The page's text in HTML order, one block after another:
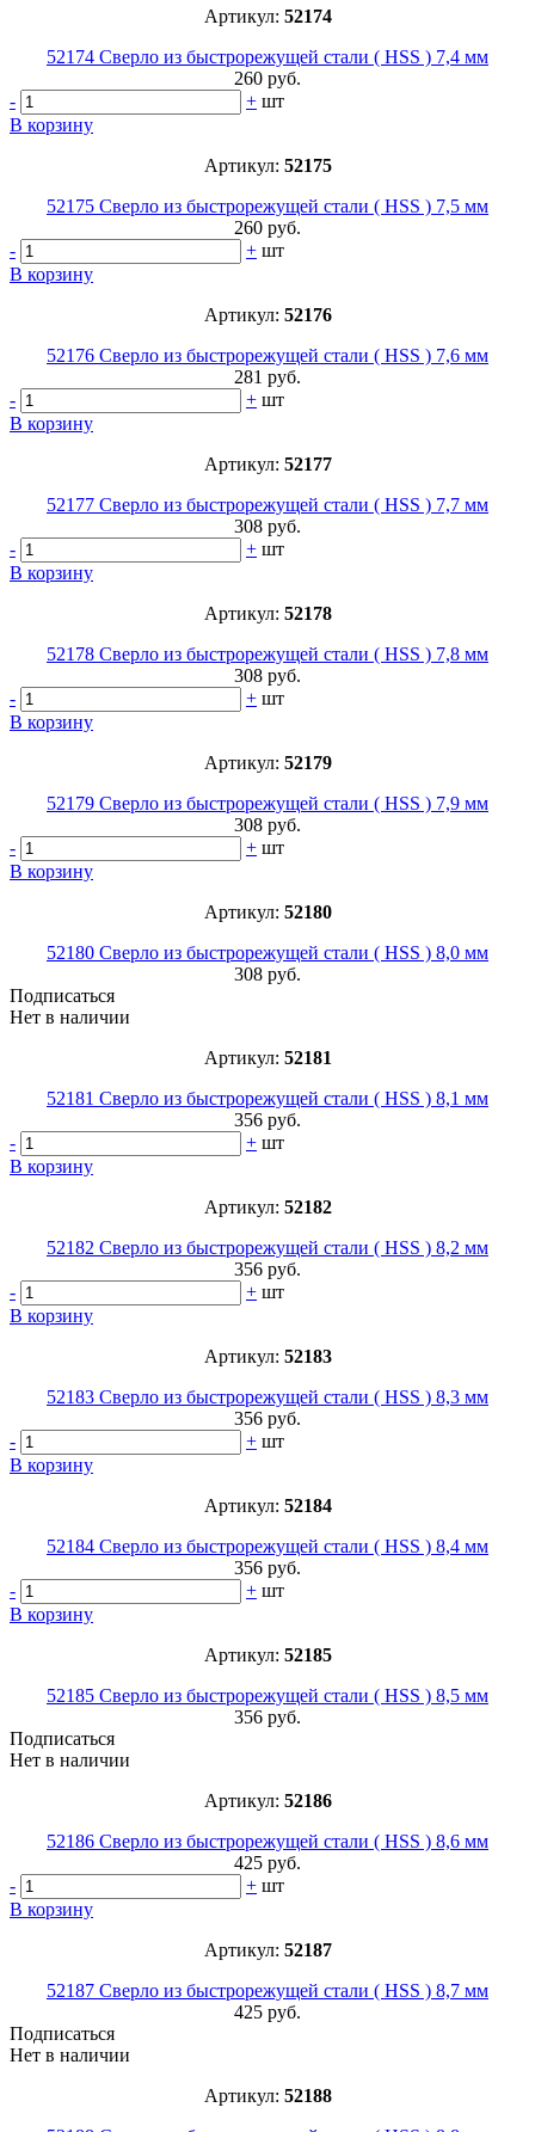
Артикул: 52174
52174 Сверло из быстрорежущей стали ( HSS ) 7,4 мм
260 руб.
-
+ шт
В корзину
Артикул: 52175
52175 Сверло из быстрорежущей стали ( HSS ) 7,5 мм
260 руб.
-
+ шт
В корзину
Артикул: 52176
52176 Сверло из быстрорежущей стали ( HSS ) 7,6 мм
281 руб.
-
+ шт
В корзину
Артикул: 52177
52177 Сверло из быстрорежущей стали ( HSS ) 7,7 мм
308 руб.
-
+ шт
В корзину
Артикул: 52178
52178 Сверло из быстрорежущей стали ( HSS ) 7,8 мм
308 руб.
-
+ шт
В корзину
Артикул: 52179
52179 Сверло из быстрорежущей стали ( HSS ) 7,9 мм
308 руб.
-
+ шт
В корзину
Артикул: 52180
52180 Сверло из быстрорежущей стали ( HSS ) 8,0 мм
308 руб.
Подписаться
Нет в наличии
Артикул: 52181
52181 Сверло из быстрорежущей стали ( HSS ) 8,1 мм
356 руб.
-
+ шт
В корзину
Артикул: 52182
52182 Сверло из быстрорежущей стали ( HSS ) 8,2 мм
356 руб.
-
+ шт
В корзину
Артикул: 52183
52183 Сверло из быстрорежущей стали ( HSS ) 8,3 мм
356 руб.
-
+ шт
В корзину
Артикул: 52184
52184 Сверло из быстрорежущей стали ( HSS ) 8,4 мм
356 руб.
-
+ шт
В корзину
Артикул: 52185
52185 Сверло из быстрорежущей стали ( HSS ) 8,5 мм
356 руб.
Подписаться
Нет в наличии
Артикул: 52186
52186 Сверло из быстрорежущей стали ( HSS ) 8,6 мм
425 руб.
-
+ шт
В корзину
Артикул: 52187
52187 Сверло из быстрорежущей стали ( HSS ) 8,7 мм
425 руб.
Подписаться
Нет в наличии
Артикул: 52188